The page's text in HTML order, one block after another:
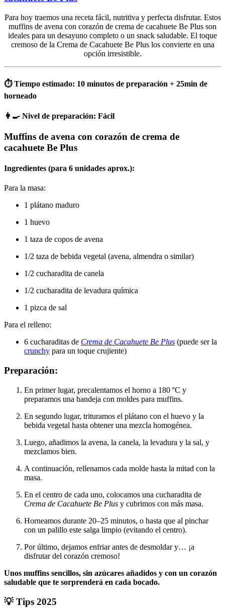
Para hoy traemos una receta fácil, nutritiva y perfecta disfrutar. Estos
muffins de avena con corazón de crema de cacahuete Be Plus son
ideales para un desayuno completo o un snack saludable. El toque
cremoso de la Crema de Cacahuete Be Plus los convierte en una
opción irresistible.
⏱ Tiempo estimado: 10 minutos de preparación + 25min de
horneado
👩‍🍳 Nivel de preparación: Fácil
Muffins de avena con corazón de crema de
cacahuete Be Plus
Ingredientes (para 6 unidades aprox.):
Para la masa:
1 plátano maduro
1 huevo
1 taza de copos de avena
1/2 taza de bebida vegetal (avena, almendra o similar)
1/2 cucharadita de canela
1/2 cucharadita de levadura química
1 pizca de sal
Para el relleno:
6 cucharaditas de Crema de Cacahuete Be Plus (puede ser la
crunchy para un toque crujiente)
Preparación:
En primer lugar, precalentamos el horno a 180 °C y
preparamos una bandeja con moldes para muffins.
En segundo lugar, trituramos el plátano con el huevo y la
bebida vegetal hasta obtener una mezcla homogénea.
Luego, añadimos la avena, la canela, la levadura y la sal, y
mezclamos bien.
A continuación, rellenamos cada molde hasta la mitad con la
masa.
En el centro de cada uno, colocamos una cucharadita de
Crema de Cacahuete Be Plus y cubrimos con más masa.
Horneamos durante 20–25 minutos, o hasta que al pinchar
con un palillo este salga limpio (evitando el centro).
Por último, dejamos enfriar antes de desmoldar y… ¡a
disfrutar del corazón cremoso!
Unos muffins sencillos, sin azúcares añadidos y con un corazón
saludable que te sorprenderá en cada bocado.
💡 Tips 2025